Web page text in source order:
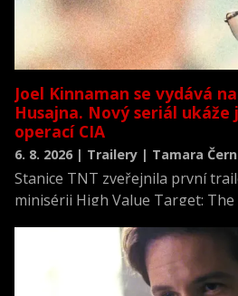
Joel Kinnaman se vydává
Husajna. Nový seriál ukáže
operací CIA
6. 8. 2026 | Trailery | Tamara
Stanice TNT zveřejnila první
minisérii High Value Target:
novodobých dějin.